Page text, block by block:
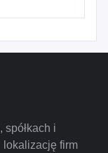
i
lokalizację firm